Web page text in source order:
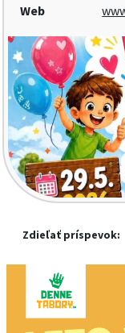
Web
Zdieľať príspevok: